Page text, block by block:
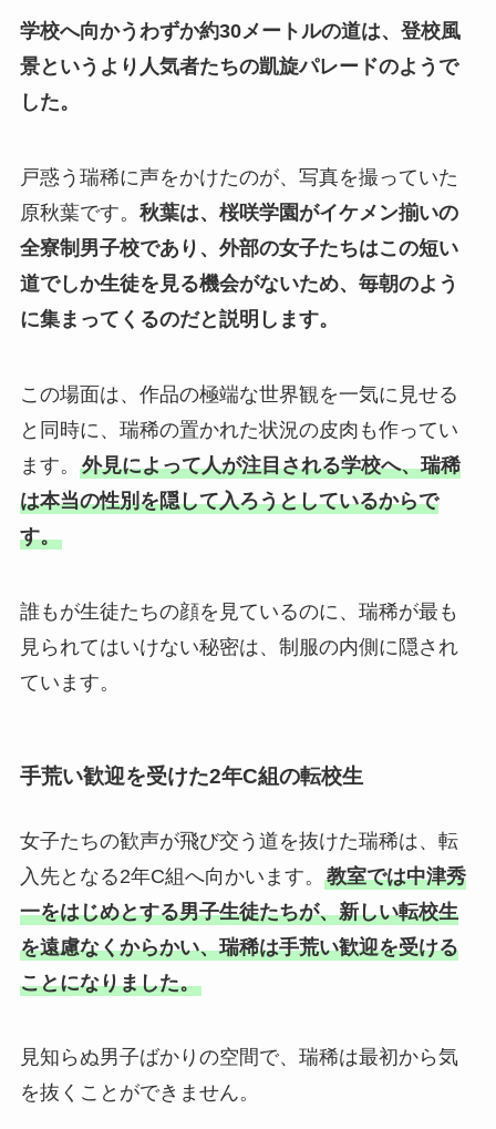
学校へ向かうわずか約30メートルの道は、登校風
景というより人気者たちの凱旋パレードのようで
した。
戸惑う瑞稀に声をかけたのが、写真を撮っていた
原秋葉です。 秋葉は、桜咲学園がイケメン揃いの
全寮制男子校であり、外部の女子たちはこの短い
道でしか生徒を見る機会がないため、毎朝のよう
に集まってくるのだと説明します。
この場面は、作品の極端な世界観を一気に見せる
と同時に、瑞稀の置かれた状況の皮肉も作ってい
ます。 外見によって人が注目される学校へ、瑞稀
は本当の性別を隠して入ろうとしているからで
す。
誰もが生徒たちの顔を見ているのに、瑞稀が最も
見られてはいけない秘密は、制服の内側に隠され
ています。
手荒い歓迎を受けた2年C組の転校生
女子たちの歓声が飛び交う道を抜けた瑞稀は、転
入先となる2年C組へ向かいます。 教室では中津秀
一をはじめとする男子生徒たちが、新しい転校生
を遠慮なくからかい、瑞稀は手荒い歓迎を受ける
ことになりました。
見知らぬ男子ばかりの空間で、瑞稀は最初から気
を抜くことができません。